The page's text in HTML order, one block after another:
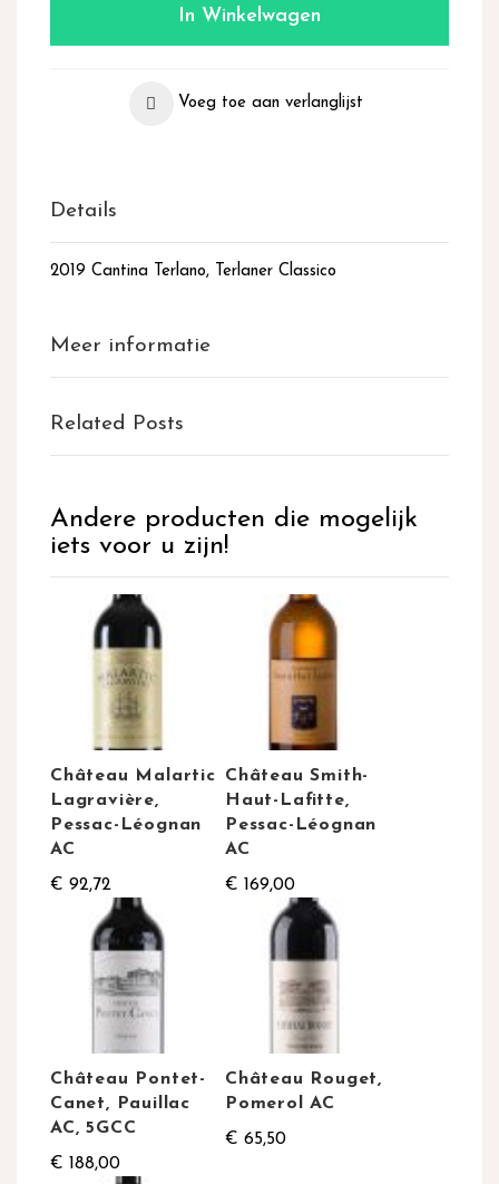
In Winkelwagen
Voeg toe aan verlanglijst
Details
2019 Cantina Terlano, Terlaner Classico
Meer informatie
Related Posts
Andere producten die mogelijk
iets voor u zijn!
Château Malartic
Lagravière,
Pessac-Léognan
AC
€ 92,72
Château Smith-
Haut-Lafitte,
Pessac-Léognan
AC
€ 169,00
Château Pontet-
Canet, Pauillac
AC, 5GCC
€ 188,00
Château Rouget,
Pomerol AC
€ 65,50